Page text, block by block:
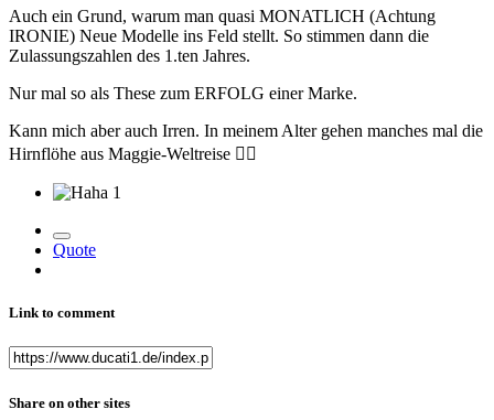
Auch ein Grund, warum man quasi MONATLICH (Achtung
IRONIE) Neue Modelle ins Feld stellt. So stimmen dann die
Zulassungszahlen des 1.ten Jahres.
Nur mal so als These zum ERFOLG einer Marke.
Kann mich aber auch Irren. In meinem Alter gehen manches mal die
Hirnflöhe aus Maggie-Weltreise 🧙‍♂️
1
Quote
Link to comment
Share on other sites